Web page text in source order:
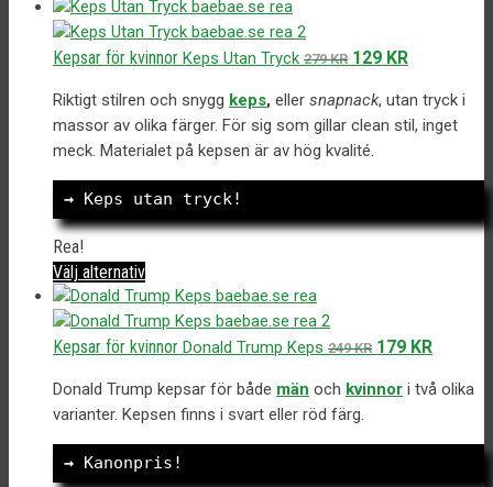
här
produkten
har
varianter.
De
olika
alternativen
kan
på
produktsidan
Kepsar för kvinnor Keps Utan Tryck 279KR Det
priset
var:
279 kr.
129 KRDet
priset
är:
Riktigt stilren och snygg keps, eller snapnack, utan tryck i
massor av olika färger. För sig som gillar clean stil, inget
meck. Materialet på kepsen är av hög kvalité.
→ Keps utan tryck!
Rea!
Välj alternativDen
här
produkten
har
varianter.
De
alternativen
Kepsar för kvinnor Donald Trump Keps 249KR Det
priset
249 kr.
179 KRDet
priset
179 kr.
Donald Trump kepsar för både män och kvinnor i två olika
varianter. Kepsen finns i svart eller röd färg.
→ Kanonpris!